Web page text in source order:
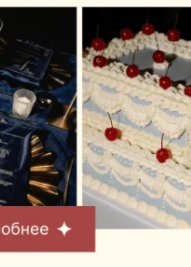
любимый кофе,
вылетом
они внутренним